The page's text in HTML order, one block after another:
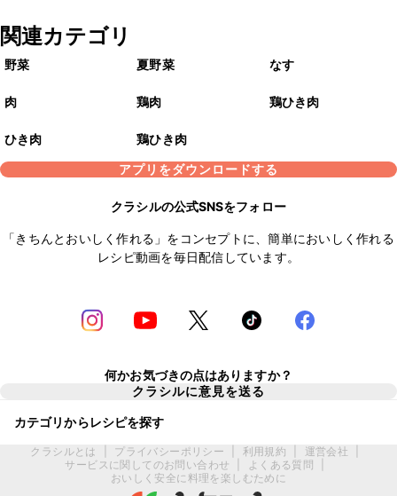
関連カテゴリ
野菜 夏野菜 なす
肉 鶏肉 鶏ひき肉
ひき肉
鶏ひき肉
アプリをダウンロードする
クラシルの公式SNSをフォロー
「きちんとおいしく作れる」をコンセプトに、簡単においしく作れる
レシピ動画を毎日配信しています。
何かお気づきの点はありますか？
クラシルに意見を送る
カテゴリからレシピを探す
クラシルとは プライバシーポリシー 利用規約 運営会社
サービスに関してのお問い合わせ
よくある質問
おいしく安全に料理を楽しむために